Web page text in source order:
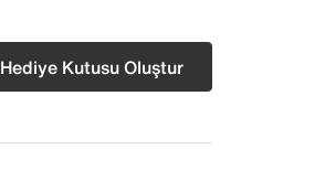
Hediye Kutusu Oluştur